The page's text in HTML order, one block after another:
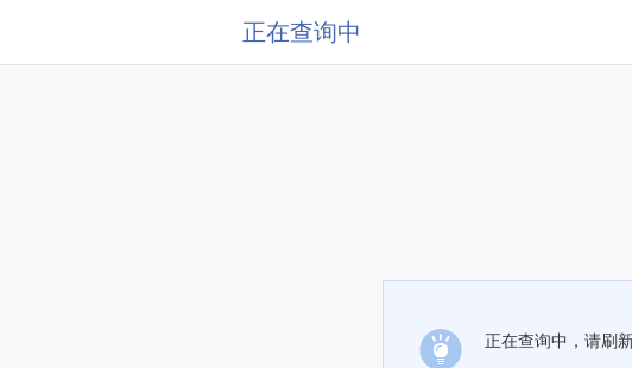
正在查询中
正在查询中，请刷